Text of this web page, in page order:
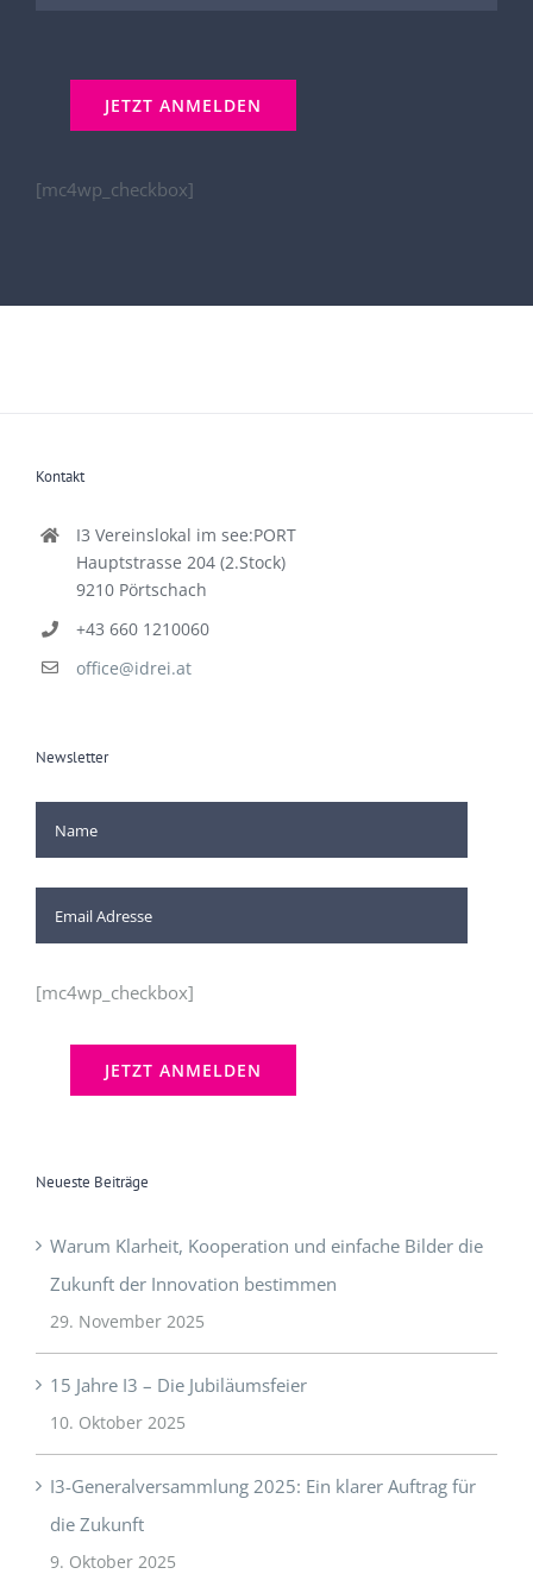
Kontakt
Hauptstrasse 204 (2.Stock)
9210 Pörtschach
Newsletter
[mc4wp_checkbox]
Neueste Beiträge
Warum Klarheit, Kooperation und einfache Bilder die
Zukunft der Innovation bestimmen
29. November 2025
15 Jahre I3 – Die Jubiläumsfeier
10. Oktober 2025
I3-Generalversammlung 2025: Ein klarer Auftrag für